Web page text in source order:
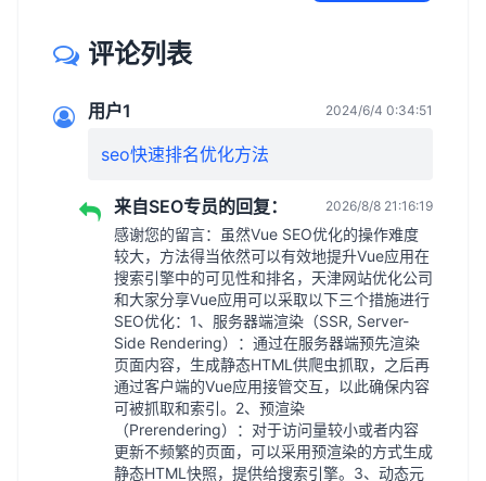
评论列表
用户1 2024/6/4 0:34:51
seo快速排名优化方法
来自SEO专员的回复： 2026/8/8 21:16:19
感谢您的留言：虽然Vue SEO优化的操作难度
较大，方法得当依然可以有效地提升Vue应用在
搜索引擎中的可见性和排名，天津网站优化公司
和大家分享Vue应用可以采取以下三个措施进行
SEO优化：1、服务器端渲染（SSR, Server-
Side Rendering）：通过在服务器端预先渲染
页面内容，生成静态HTML供爬虫抓取，之后再
通过客户端的Vue应用接管交互，以此确保内容
可被抓取和索引。2、预渲染
（Prerendering）：对于访问量较小或者内容
更新不频繁的页面，可以采用预渲染的方式生成
静态HTML快照，提供给搜索引擎。3、动态元